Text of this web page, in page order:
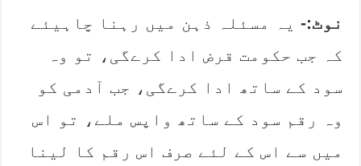
نوٹ:- یہ مسئلہ ذہن میں رہنا چاہیئے
کہ جب حکومت قرض ادا کرےگی، تو وہ
سود کے ساتھ ادا کرےگی، ‏جب آدمی کو
وہ رقم سود کے ساتھ واپس ملے، تو اس
میں سے اس کے لئے صرف اس رقم کا لینا